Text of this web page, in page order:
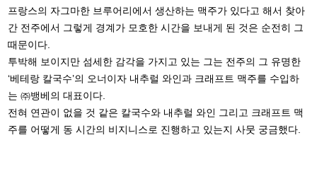
프랑스의 자그마한 브루어리에서 생산하는 맥주가 있다고 해서 찾아
간 전주에서 그렇게 경계가 모호한 시간을 보내게 된 것은 순전히 그
때문이다.
투박해 보이지만 섬세한 감각을 가지고 있는 그는 전주의 그 유명한
‘베테랑 칼국수’의 오너이자 내추럴 와인과 크래프트 맥주를 수입하
는 ㈜뱅베의 대표이다.
전혀 연관이 없을 것 같은 칼국수와 내추럴 와인 그리고 크래프트 맥
주를 어떻게 동 시간의 비지니스로 진행하고 있는지 사뭇 궁금했다.